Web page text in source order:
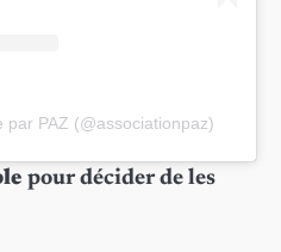
PAZ (@associationpaz)
pour décider de les